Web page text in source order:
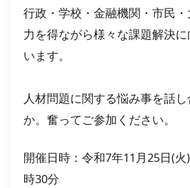
行政・学校・金融機関・市民
力を得ながら様々な課題解決
います。
人材問題に関する悩み事を話
か。奮ってご参加ください。
開催日時：令和7年11月25日(
時30分